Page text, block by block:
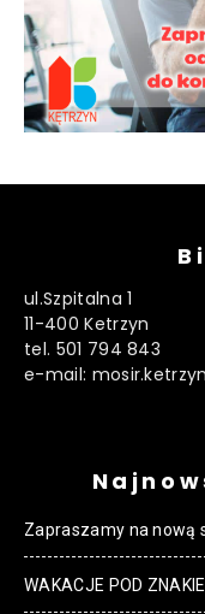
ul.Szpitalna 1
11-400 Ketrzyn
tel. 501 794 843
e-mail:
Zapraszamy na nową
WAKACJE POD